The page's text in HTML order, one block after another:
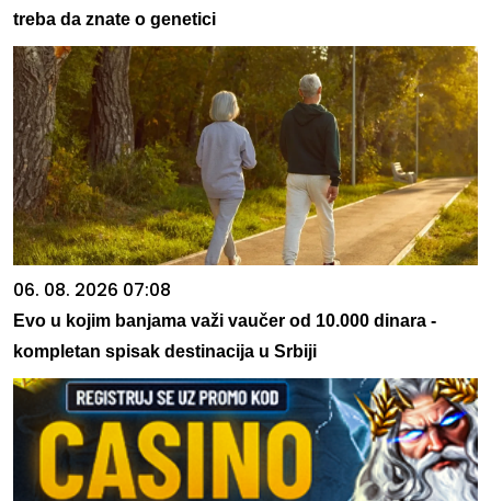
treba da znate o genetici
06. 08. 2026 07:08
Evo u kojim banjama važi vaučer od 10.000 dinara -
kompletan spisak destinacija u Srbiji